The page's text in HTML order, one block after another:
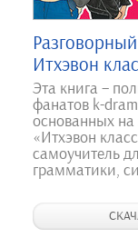
Итхэвон
Эта книга –
фанатов k-
основанных на
«Итхэвон
самоучитель
грамматики,